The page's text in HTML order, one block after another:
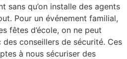
sans qu’on installe des agents
Pour un événement familial,
fêtes d’école, on ne peut
des conseillers de sécurité. Ces
à nous sécuriser des